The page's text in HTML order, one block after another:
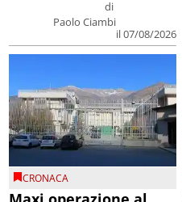
di
Paolo Ciambi
il 07/08/2026
CRONACA